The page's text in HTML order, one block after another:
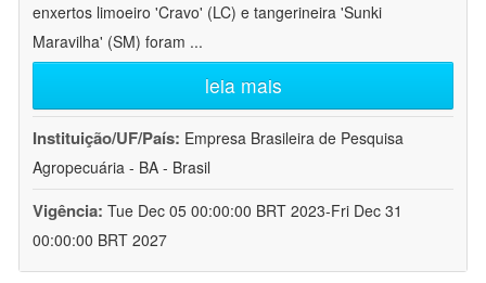
enxertos limoeiro 'Cravo' (LC) e tangerineira 'Sunki
Maravilha' (SM) foram ...
leia mais
Instituição/UF/País: Empresa Brasileira de Pesquisa
Agropecuária - BA - Brasil
Vigência: Tue Dec 05 00:00:00 BRT 2023-Fri Dec 31
00:00:00 BRT 2027